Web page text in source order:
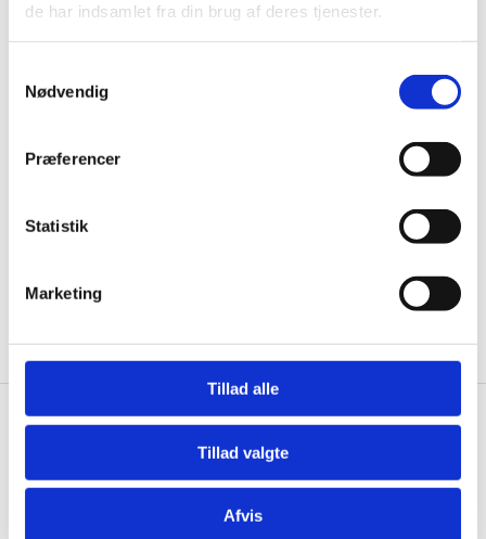
de har indsamlet fra din brug af deres tjenester.
Nødvendig
Præferencer
Statistik
Marketing
Tillad alle
Tillad valgte
Afvis
Få de bedste tilbud først!
Husk at tilmelde dig vores nyhedsbrev og vær først
Gastrobutikken ApS